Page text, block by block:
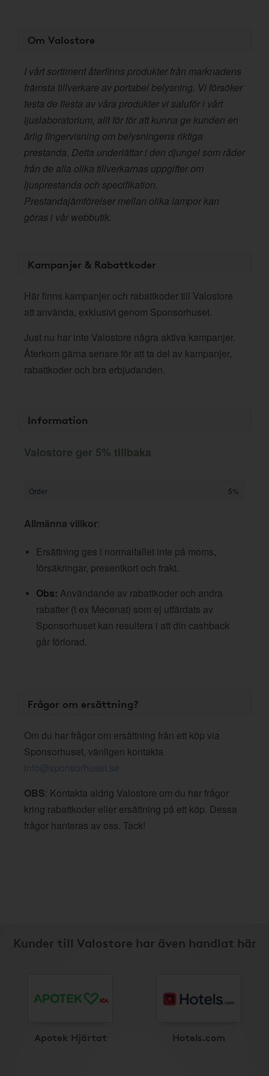
Om Valostore
I vårt sortiment återfinns produkter från marknadens
främsta tillverkare av portabel belysning. Vi försöker
testa de flesta av våra produkter vi saluför i vårt
ljuslaboratorium, allt för för att kunna ge kunden en
ärlig fingervisning om belysningens riktiga
prestanda. Detta underlättar i den djungel som råder
från de alla olika tillverkarnas uppgifter om
ljusprestanda och specifikation.
Prestandajämförelser mellan olika lampor kan
göras i vår webbutik.
Kampanjer & Rabattkoder
Här finns kampanjer och rabattkoder till Valostore
att använda, exklusivt genom Sponsorhuset.
Just nu har inte Valostore några aktiva kampanjer.
Återkom gärna senare för att ta del av kampanjer,
rabattkoder och bra erbjudanden.
Information
Valostore ger 5% tillbaka
Order 5%
Allmänna villkor:
Ersättning ges i normalfallet inte på moms,
försäkringar, presentkort och frakt.
Obs: Användande av rabattkoder och andra
rabatter (t ex Mecenat) som ej utfärdats av
Sponsorhuset kan resultera i att din cashback
går förlorad.
Frågor om ersättning?
Om du har frågor om ersättning från ett köp via
Sponsorhuset, vänligen kontakta
info@sponsorhuset.se
OBS: Kontakta aldrig Valostore om du har frågor
kring rabattkoder eller ersättning på ett köp. Dessa
frågor hanteras av oss. Tack!
Kunder till Valostore har även handlat här
Apotek Hjärtat Hotels.com